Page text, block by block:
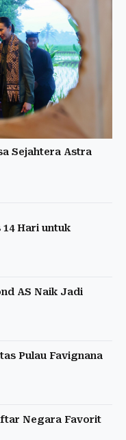
Sejahtera Astra
14 Hari untuk
AS Naik Jadi
Pulau Favignana
Negara Favorit